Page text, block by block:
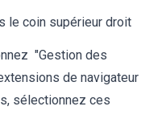
le coin supérieur droit
"Gestion des
de navigateur
sélectionnez ces